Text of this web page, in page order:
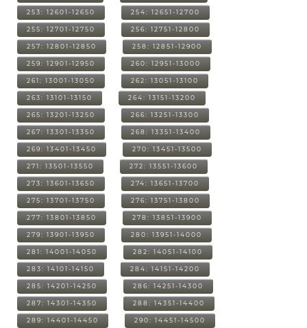
253: 12601-12650 254: 12651-12700
255: 12701-12750 256: 12751-12800
257: 12801-12850 258: 12851-12900
259: 12901-12950 260: 12951-13000
261: 13001-13050 262: 13051-13100
263: 13101-13150 264: 13151-13200
265: 13201-13250 266: 13251-13300
267: 13301-13350 268: 13351-13400
269: 13401-13450 270: 13451-13500
271: 13501-13550 272: 13551-13600
273: 13601-13650 274: 13651-13700
275: 13701-13750 276: 13751-13800
277: 13801-13850 278: 13851-13900
279: 13901-13950 280: 13951-14000
281: 14001-14050 282: 14051-14100
283: 14101-14150 284: 14151-14200
285: 14201-14250 286: 14251-14300
287: 14301-14350 288: 14351-14400
289: 14401-14450 290: 14451-14500